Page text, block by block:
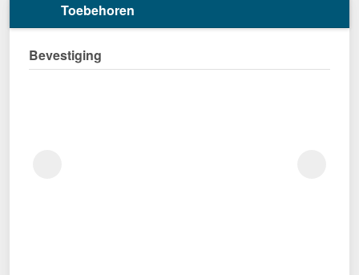
Toebehoren
Bevestiging